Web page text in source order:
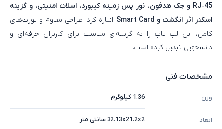
RJ‑45 و جک هدفون
، نور پس‌ زمینه کیبورد، اسلات امنیتی، و گزینه
اسکنر اثر انگشت و Smart Card
اشاره کرد. طراحی مقاوم و پورت‌های
کامل، این لپ‌ تاپ را به گزینه‌ای مناسب برای کاربران حرفه‌ای و
دانشجویی تبدیل کرده است.
مشخصات فنی
وزن 1.36 کیلوگرم
ابعاد 32.13x21.2x2 سانتی متر